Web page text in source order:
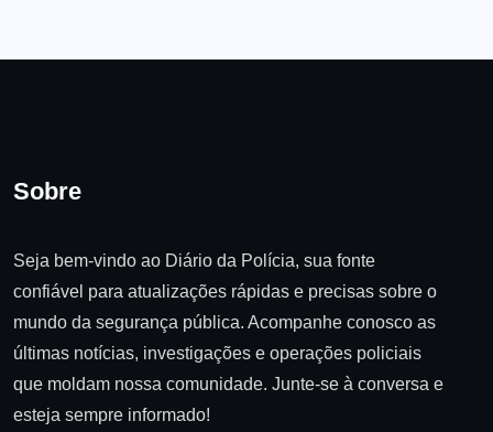
Sobre
Seja bem-vindo ao Diário da Polícia, sua fonte
confiável para atualizações rápidas e precisas sobre o
mundo da segurança pública. Acompanhe conosco as
últimas notícias, investigações e operações policiais
que moldam nossa comunidade. Junte-se à conversa e
esteja sempre informado!